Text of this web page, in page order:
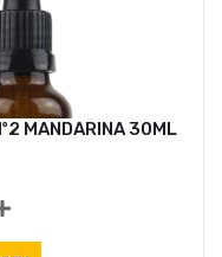
MANDARINA 30ML